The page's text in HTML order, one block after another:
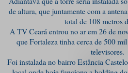
de altura, que juntamente com a
total de 108 metros
A TV Ceará entrou no ar em 26 de
que Fortaleza tinha cerca de 500
televisores.
Foi instalada no bairro Estância